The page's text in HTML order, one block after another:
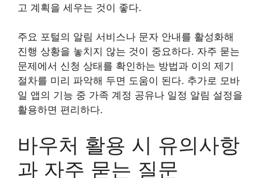
고 계획을 세우는 것이 좋다.
주요 포털의 알림 서비스나 문자 안내를 활성화해
진행 상황을 놓치지 않는 것이 중요하다. 자주 묻는
문제에서 신청 상태를 확인하는 방법과 이의 제기
절차를 미리 파악해 두면 도움이 된다. 추가로 모바
일 앱의 기능 중 가족 계정 공유나 일정 알림 설정을
활용하면 편리하다.
바우처 활용 시 유의사항
과 자주 묻는 질문